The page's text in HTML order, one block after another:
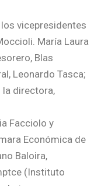
vicepresidentes
María Laura
Blas
Leonardo Tasca;
la directora,
Facciolo y
Económica de
Baloira,
(Instituto